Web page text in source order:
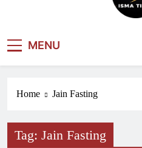
MENU
Home Jain Fasting
Tag: Jain Fasting